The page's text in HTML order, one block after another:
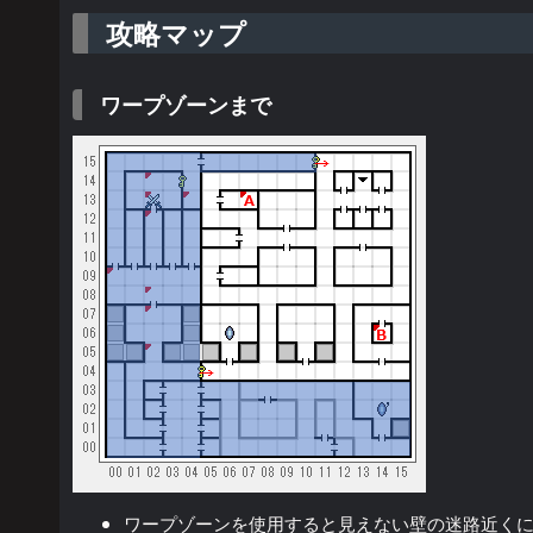
攻略マップ
ワープゾーンまで
ワープゾーンを使用すると見えない壁の迷路近く